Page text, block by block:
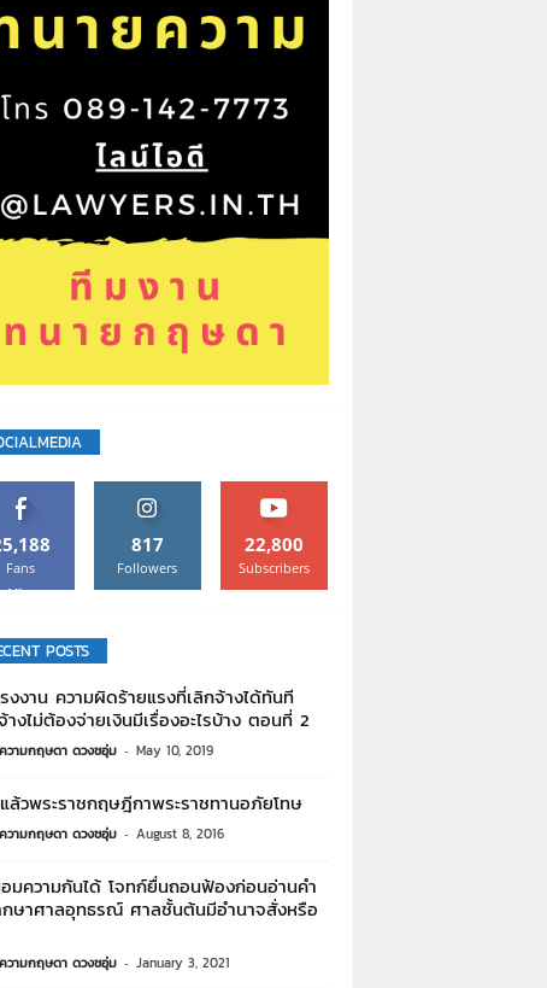
Fans
Like
817
Followers
22,800
Subscribers
POSTS
งงาน ความผิดร้ายแรงที่เลิกจ้างได้ทันที
างไม่ต้องจ่ายเงินมีเรื่องอะไรบ้าง ตอนที่ 2
วามกฤษดา ดวงชอุ่ม - May 10, 2019
ล้วพระราชกฤษฎีกาพระราชทานอภัยโทษ
วามกฤษดา ดวงชอุ่ม - August 8, 2016
มความกันได้ โจทก์ยื่นถอนฟ้องก่อนอ่านคำ
ษาศาลอุทธรณ์ ศาลชั้นต้นมีอำนาจสั่งหรือ
วามกฤษดา ดวงชอุ่ม - January 3, 2021